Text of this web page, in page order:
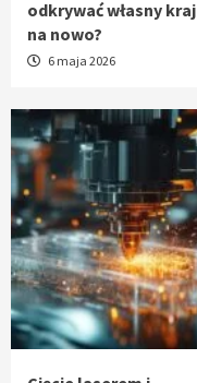
odkrywać własny kraj
na nowo?
6 maja 2026